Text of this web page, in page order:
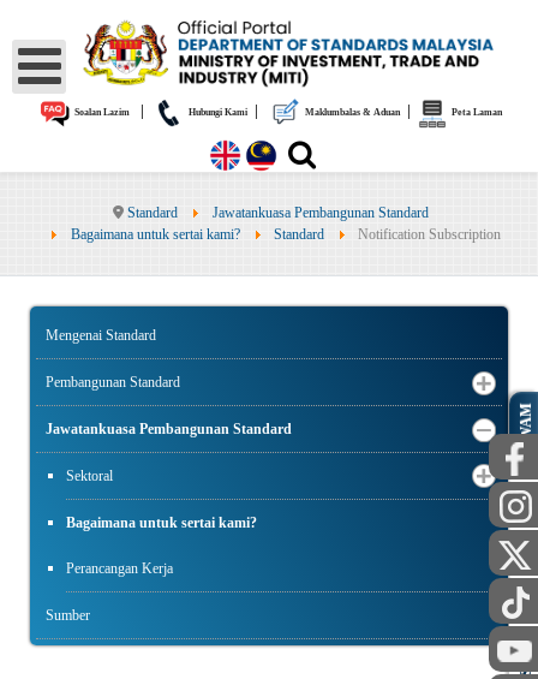
Soalan Lazim| Hubungi Kami| Maklumbalas & Aduan| Peta Laman
Standard
Jawatankuasa Pembangunan Standard
Bagaimana untuk sertai kami?
Standard Notification Subscription
Mengenai Standard
Pembangunan Standard
Jawatankuasa Pembangunan Standard
Sektoral
Bagaimana untuk sertai kami?
Perancangan Kerja
Sumber
AWAM
STAF